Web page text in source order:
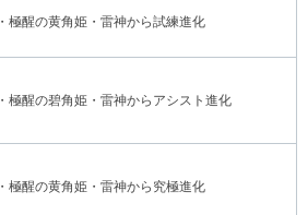
・極醒の黄角姫・雷神から試練進化
・極醒の碧角姫・雷神からアシスト進化
・極醒の黄角姫・雷神から究極進化